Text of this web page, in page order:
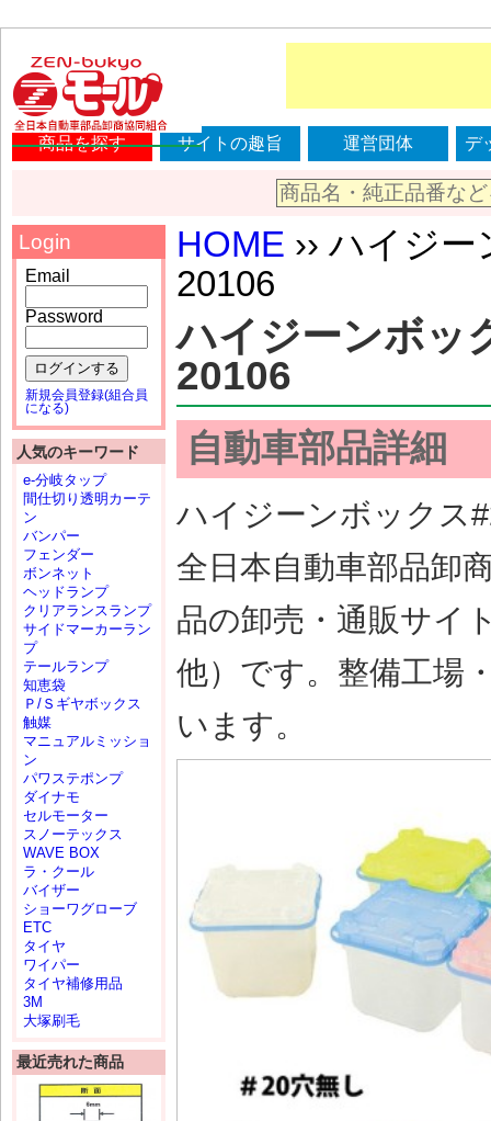
商品を探す サイトの趣旨 運営団体 デ
HOME ›› ハイジ
20106
ハイジーンボッ
20106
自動車部品詳細
ハイジーンボックス
全日本自動車部品卸
品の卸売・通販サイ
他）です。整備工場
います。
Login
Email
Password
ログインする
新規会員登録(組合員
になる)
人気のキーワード
e-分岐タップ
間仕切り透明カーテ
ン
バンパー
フェンダー
ボンネット
ヘッドランプ
クリアランスランプ
サイドマーカーラン
プ
テールランプ
知恵袋
Ｐ/Ｓギヤボックス
触媒
マニュアルミッショ
ン
パワステポンプ
ダイナモ
セルモーター
スノーテックス
WAVE BOX
ラ・クール
バイザー
ショーワグローブ
ETC
タイヤ
ワイパー
タイヤ補修用品
3M
大塚刷毛
最近売れた商品